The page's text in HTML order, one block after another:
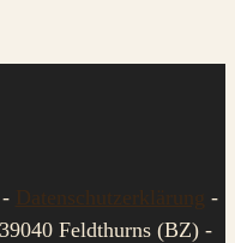
- Datenschutzerklärung -
Feldthurns (BZ) -